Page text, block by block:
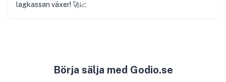
lagkassan växer! 🚀📈
Börja sälja med Godio.se